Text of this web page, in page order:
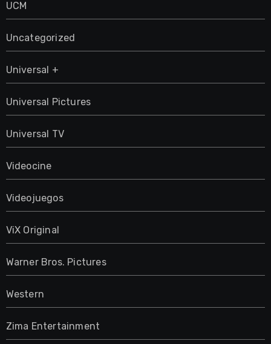
UCM
Uncategorized
Universal +
Universal Pictures
Universal TV
Videocine
Videojuegos
ViX Original
Warner Bros. Pictures
Western
Zima Entertainment